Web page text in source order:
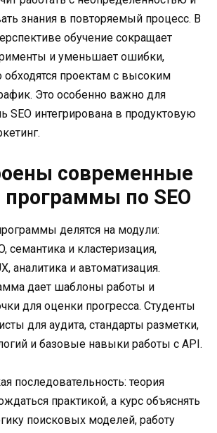
знания в повторяемый процесс. В
обучение сокращает
и уменьшает ошибки,
обходятся проектам с высоким
Это особенно важно для
SEO интегрирована в продуктовую
современные
по SEO
делятся на модули:
семантика и кластеризация,
аналитика и автоматизация.
дает шаблоны работы и
для оценки прогресса. Студенты
для аудита, стандарты разметки,
и базовые навыки работы с API.
последовательность: теория
практикой, а курс объяснять
поисковых моделей, работу